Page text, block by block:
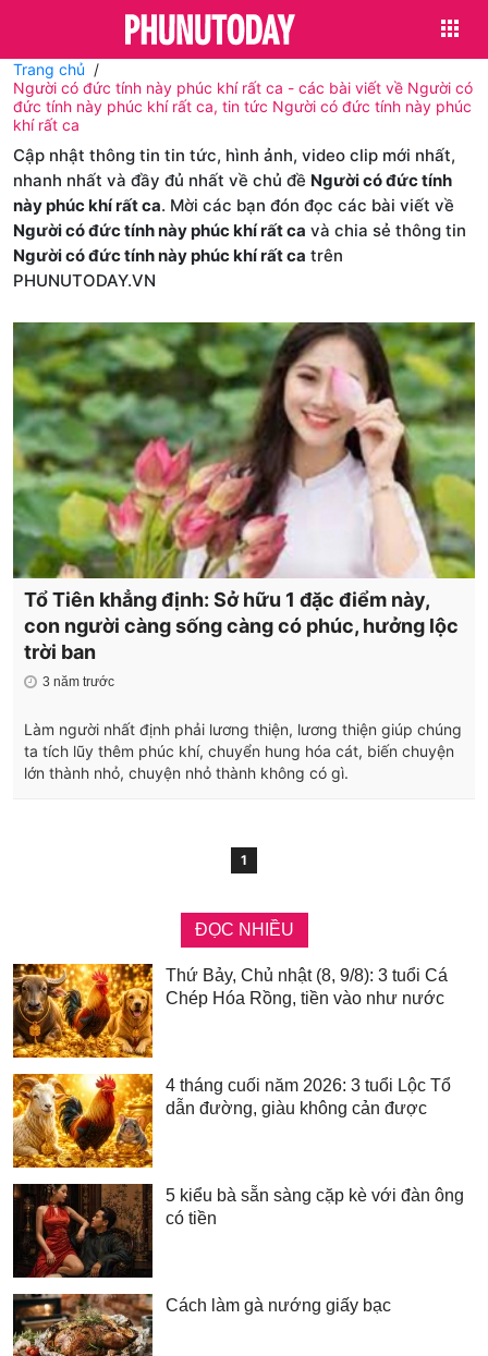
Trang chủ
Người có đức tính này phúc khí rất ca - các bài viết về Người có
đức tính này phúc khí rất ca, tin tức Người có đức tính này phúc
khí rất ca
Cập nhật thông tin tin tức, hình ảnh, video clip mới nhất,
nhanh nhất và đầy đủ nhất về chủ đề Người có đức tính
này phúc khí rất ca. Mời các bạn đón đọc các bài viết về
Người có đức tính này phúc khí rất ca và chia sẻ thông tin
Người có đức tính này phúc khí rất ca trên
PHUNUTODAY.VN
Tổ Tiên khẳng định: Sở hữu 1 đặc điểm này,
con người càng sống càng có phúc, hưởng lộc
trời ban
3 năm trước
Làm người nhất định phải lương thiện, lương thiện giúp chúng
ta tích lũy thêm phúc khí, chuyển hung hóa cát, biến chuyện
lớn thành nhỏ, chuyện nhỏ thành không có gì.
1
ĐỌC NHIỀU
Thứ Bảy, Chủ nhật (8, 9/8): 3 tuổi Cá
Chép Hóa Rồng, tiền vào như nước
4 tháng cuối năm 2026: 3 tuổi Lộc Tổ
dẫn đường, giàu không cản được
5 kiểu bà sẵn sàng cặp kè với đàn ông
có tiền
Cách làm gà nướng giấy bạc